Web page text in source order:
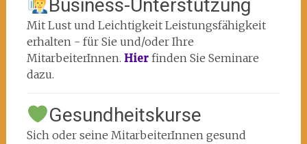
Business-Unterstützung
Mit Lust und Leichtigkeit Leistungsfähigkeit
erhalten - für Sie und/oder Ihre
MitarbeiterInnen. Hier finden Sie Seminare
dazu.
Gesundheitskurse
Sich oder seine MitarbeiterInnen gesund